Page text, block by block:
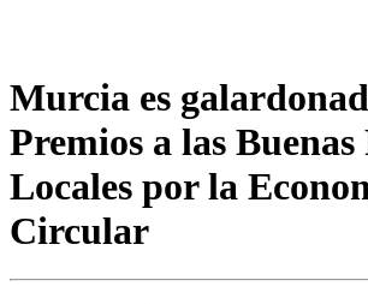
Murcia es
Premios a las
Locales por la
Circular